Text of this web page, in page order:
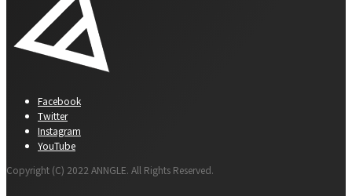
Facebook
Twitter
Instagram
YouTube
Copyright (C) 2022 ANNGLE. All Rights Reserved.